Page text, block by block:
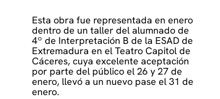
Esta obra fue representada en enero
dentro de un taller del alumnado de
4º de Interpretación B de la ESAD de
Extremadura en el Teatro Capitol de
Cáceres, cuya excelente aceptación
por parte del público el 26 y 27 de
enero, llevó a un nuevo pase el 31 de
enero.